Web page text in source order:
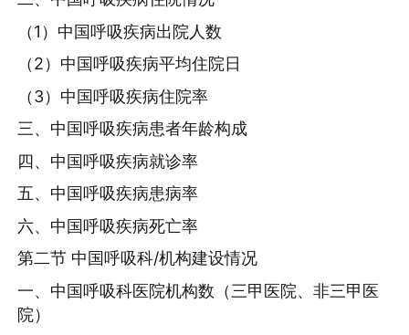
（1）中国呼吸疾病出院人数
（2）中国呼吸疾病平均住院日
（3）中国呼吸疾病住院率
三、中国呼吸疾病患者年龄构成
四、中国呼吸疾病就诊率
五、中国呼吸疾病患病率
六、中国呼吸疾病死亡率
第二节 中国呼吸科/机构建设情况
一、中国呼吸科医院机构数（三甲医院、非三甲医
院）